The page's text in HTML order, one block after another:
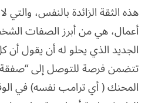
هذه الثقة الزائدة بالنفس،
أعمال، هي من أبرز الصفات
الجديد الذي يحلو له أن يقول أن
تتضمن فرصة للتوصل إلى
المحنك ( أي ترامب نفسه) في